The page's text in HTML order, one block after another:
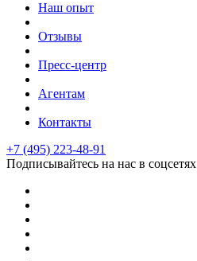
Наш опыт
Отзывы
Пресс-центр
Агентам
Контакты
+7 (495) 223-48-91
Подписывайтесь на нас в соцсетях